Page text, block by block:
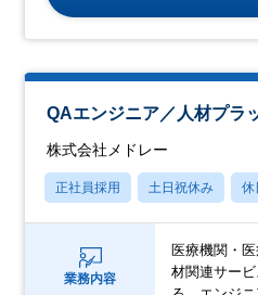
QAエンジニア／人材プラ
株式会社メドレー
正社員採用 土日祝休み 休
業務内容
医療機関・
材関連サー